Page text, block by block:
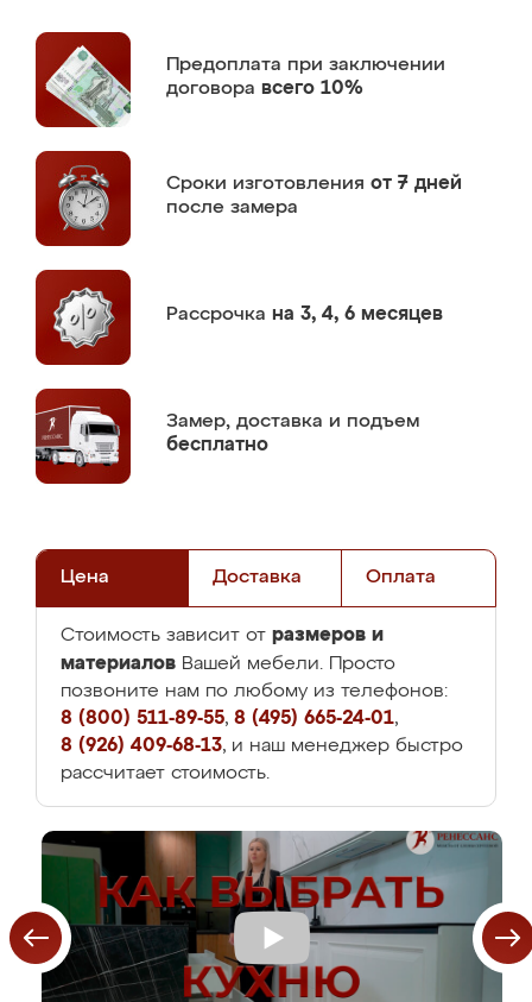
Предоплата при заключении
договора всего 10%
Сроки изготовления от 7 дней
после замера
Рассрочка на 3, 4, 6 месяцев
Замер, доставка и подъем
бесплатно
Цена Доставка Оплата
Стоимость зависит от размеров и
материалов Вашей мебели. Просто
позвоните нам по любому из телефонов:
8 (800) 511-89-55, 8 (495) 665-24-01,
8 (926) 409-68-13, и наш менеджер быстро
рассчитает стоимость.